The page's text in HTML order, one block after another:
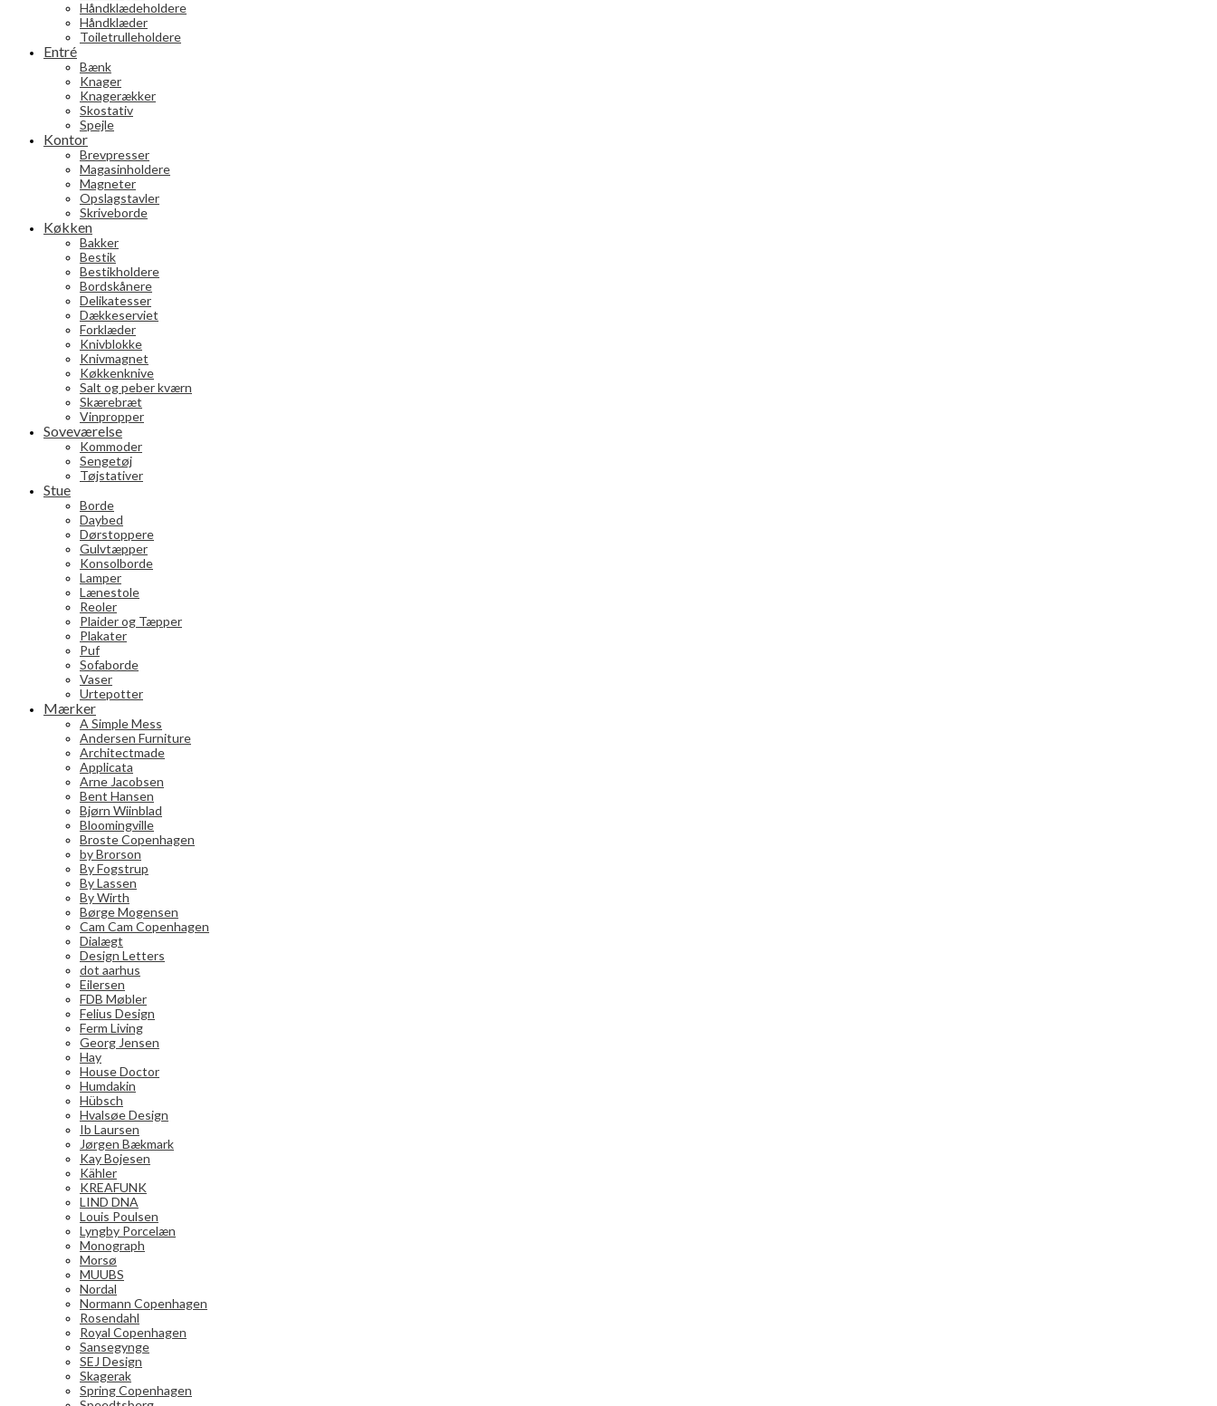
Håndklædeholdere
Håndklæder
Toiletrulleholdere
Entré
Bænk
Knager
Knagerækker
Skostativ
Spejle
Kontor
Brevpresser
Magasinholdere
Magneter
Opslagstavler
Skriveborde
Køkken
Bakker
Bestik
Bestikholdere
Bordskånere
Delikatesser
Dækkeserviet
Forklæder
Knivblokke
Knivmagnet
Køkkenknive
Salt og peber kværn
Skærebræt
Vinpropper
Soveværelse
Kommoder
Sengetøj
Tøjstativer
Stue
Borde
Daybed
Dørstoppere
Gulvtæpper
Konsolborde
Lamper
Lænestole
Reoler
Plaider og Tæpper
Plakater
Puf
Sofaborde
Vaser
Urtepotter
Mærker
A Simple Mess
Andersen Furniture
Architectmade
Applicata
Arne Jacobsen
Bent Hansen
Bjørn Wiinblad
Bloomingville
Broste Copenhagen
by Brorson
By Fogstrup
By Lassen
By Wirth
Børge Mogensen
Cam Cam Copenhagen
Dialægt
Design Letters
dot aarhus
Eilersen
FDB Møbler
Felius Design
Ferm Living
Georg Jensen
Hay
House Doctor
Humdakin
Hübsch
Hvalsøe Design
Ib Laursen
Jørgen Bækmark
Kay Bojesen
Kähler
KREAFUNK
LIND DNA
Louis Poulsen
Lyngby Porcelæn
Monograph
Morsø
MUUBS
Nordal
Normann Copenhagen
Rosendahl
Royal Copenhagen
Sansegynge
SEJ Design
Skagerak
Spring Copenhagen